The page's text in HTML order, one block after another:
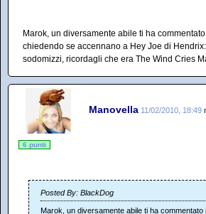
Marok, un diversamente abile ti ha
chiedendo se accennano a Hey Joe di
sodomizzi, ricordagli che era The Wind Cries
Manovella 11/02/2010, 18:49
6 punti
Posted By: BlackDog
Marok, un diversamente abile ti ha commentato